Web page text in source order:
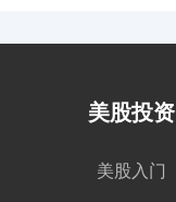
美股投资
美股入门